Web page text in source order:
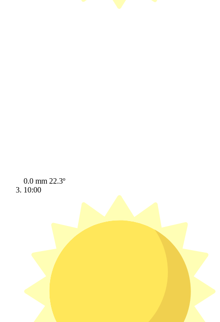
0.0 mm 22.3º
10:00